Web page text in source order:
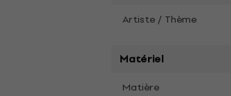
Artiste / Thème
Matériel
Matière